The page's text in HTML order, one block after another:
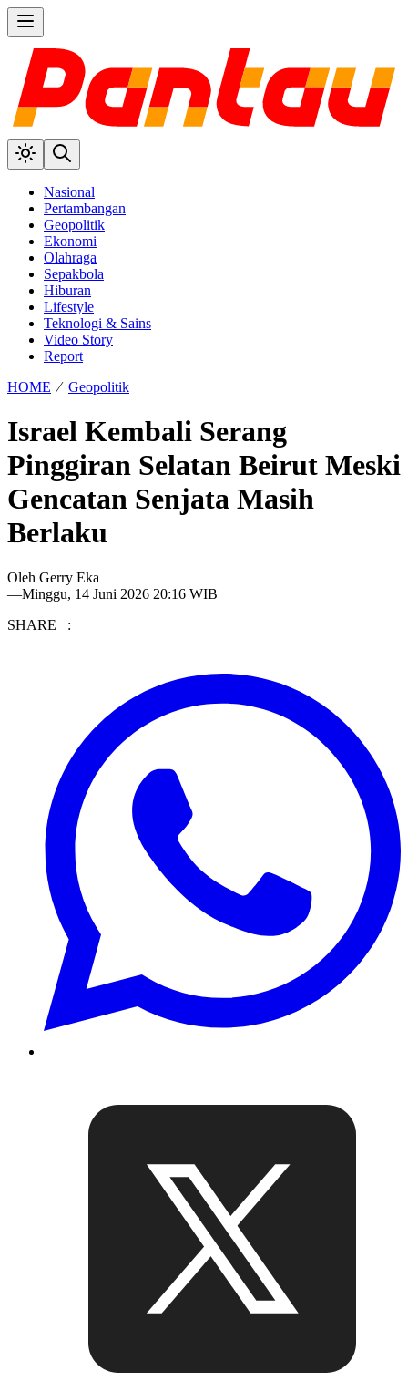
Nasional
Pertambangan
Geopolitik
Ekonomi
Olahraga
Sepakbola
Hiburan
Lifestyle
Teknologi & Sains
Video Story
Report
HOME ⁄ Geopolitik
Israel Kembali Serang
Pinggiran Selatan Beirut Meski
Gencatan Senjata Masih
Berlaku
Oleh Gerry Eka
—Minggu, 14 Juni 2026 20:16 WIB
SHARE :